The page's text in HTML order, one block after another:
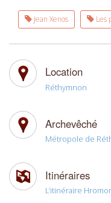
Jean Xenos Les
Location
Réthymnon
Archevêché
Métropole de
Itinéraires
L’itinéraire